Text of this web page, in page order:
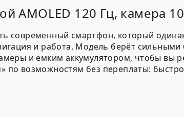
AMOLED 120 Гц, камера
современный смартфон, который
и работа. Модель берёт
и ёмким аккумулятором, чтобы вы
по возможностям без переплаты: